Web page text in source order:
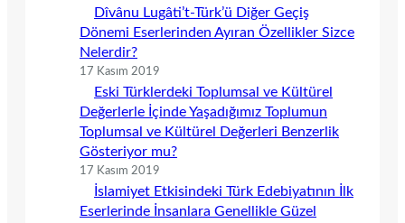
Dîvânu Lugâti’t-Türk’ü Diğer Geçiş
Dönemi Eserlerinden Ayıran Özellikler Sizce
Nelerdir?
17 Kasım 2019
Eski Türklerdeki Toplumsal ve Kültürel
Değerlerle İçinde Yaşadığımız Toplumun
Toplumsal ve Kültürel Değerleri Benzerlik
Gösteriyor mu?
17 Kasım 2019
İslamiyet Etkisindeki Türk Edebiyatının İlk
Eserlerinde İnsanlara Genellikle Güzel